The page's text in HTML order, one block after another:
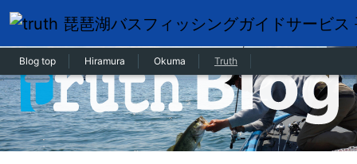
Blog top Hiramura Okuma Truth